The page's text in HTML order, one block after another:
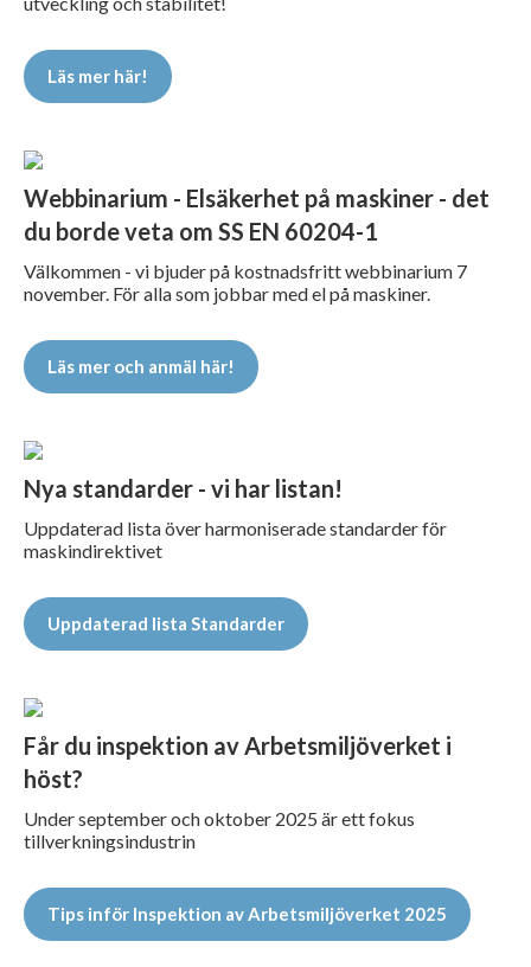
Läs mer här!
Webbinarium - Elsäkerhet på maskiner - det
du borde veta om SS EN 60204-1
Välkommen - vi bjuder på kostnadsfritt webbinarium 7
november. För alla som jobbar med el på maskiner.
Läs mer och anmäl här!
Nya standarder - vi har listan!
Uppdaterad lista över harmoniserade standarder för
maskindirektivet
Uppdaterad lista Standarder
Får du inspektion av Arbetsmiljöverket i
höst?
Under september och oktober 2025 är ett fokus
tillverkningsindustrin
Tips inför Inspektion av Arbetsmiljöverket 2025